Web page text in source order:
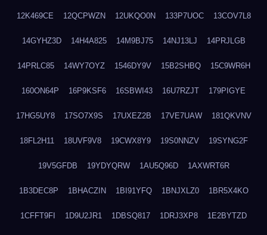
12K469CE 12QCPWZN 12UKQO0N 133P7UOC 13COV7L8
14GYHZ3D 14H4A825 14M9BJ75 14NJ13LJ 14PRJLGB
14PRLC85 14WY7OYZ 1546DY9V 15B2SHBQ 15C9WR6H
160ON64P 16P9KSF6 16SBWI43 16U7RZJT 179PIGYE
17HG5UY8 17SO7X9S 17UXEZ2B 17VE7UAW 181QKVNV
18FL2H11 18UVF9V8 19CWX8Y9 19S0NNZV 19SYNG2F
19V5GFDB 19YDYQRW 1AU5Q96D 1AXWRT6R
1B3DEC8P 1BHACZIN 1BI91YFQ 1BNJXLZ0 1BR5X4KO
1CFFT9FI 1D9U2JR1 1DBSQ817 1DRJ3XP8 1E2BYTZD